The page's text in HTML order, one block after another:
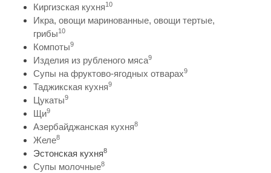
Киргизская кухня10
Икра, овощи маринованные, овощи тертые,
грибы10
Компоты9
Изделия из рубленого мяса9
Супы на фруктово-ягодных отварах9
Таджикская кухня9
Цукаты9
Щи9
Азербайджанская кухня8
Желе8
Эстонская кухня8
Супы молочные8